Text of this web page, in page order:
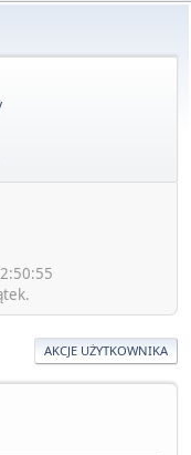
AKCJE UŻYTKOWNIKA